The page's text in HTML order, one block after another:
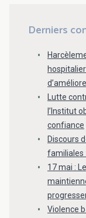
Derniers
Lutte
l’Institut
confiance
Discours
familiales
17 mai :
Violence